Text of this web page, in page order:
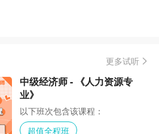
更多试听
中级经济师 - 《人力资源专
业》
以下班次包含该课程：
超值全程班